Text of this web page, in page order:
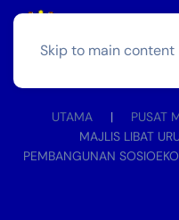
Skip to main content
UTAMA PUSAT
MAJLIS LIBAT
PEMBANGUNAN